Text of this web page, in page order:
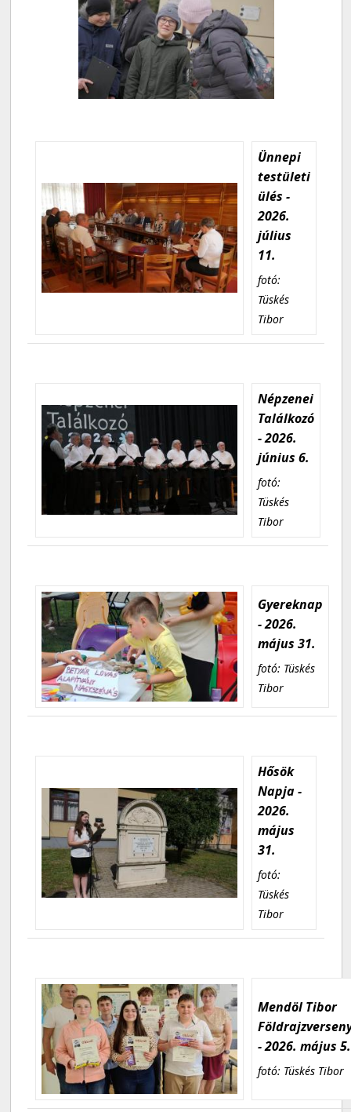
Ünnepi
testületi
ülés -
2026.
július
11.
fotó:
Tüskés
Tibor
Népzenei
Találkozó
- 2026.
június 6.
fotó:
Tüskés
Tibor
Gyereknap
- 2026.
május 31.
fotó: Tüskés
Tibor
Hősök
Napja -
2026.
május
31.
fotó:
Tüskés
Tibor
Mendöl Tibor
- 2026. május 5.
fotó: Tüskés Tibor